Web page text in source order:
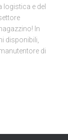
e del
In
disponibili,
di